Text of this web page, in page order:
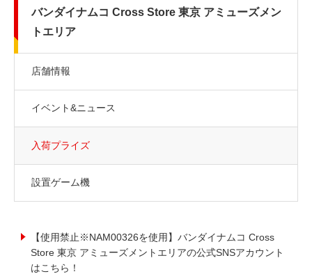
バンダイナムコ Cross Store 東京 アミューズメン
トエリア
店舗情報
イベント&ニュース
入荷プライズ
設置ゲーム機
【使用禁止※NAM00326を使用】バンダイナムコ Cross
Store 東京 アミューズメントエリアの公式SNSアカウント
はこちら！